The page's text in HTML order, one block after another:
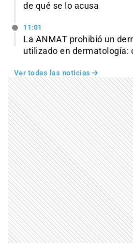
de qué se lo acusa
11:01
La ANMAT prohibió un
utilizado en dermatología:
Ver todas las noticias